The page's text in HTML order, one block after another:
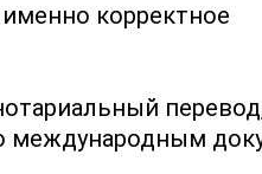
корректное
международным